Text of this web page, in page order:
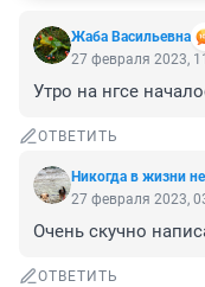
Жаба Васильевна
27 февраля 2023,
Утро на нгсе
ОТВЕТИТЬ
Никогда в жизни
27 февраля 2023,
Очень скучно
ОТВЕТИТЬ